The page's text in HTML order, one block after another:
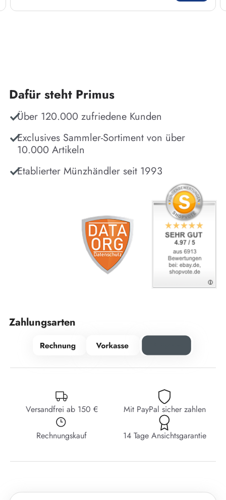
Dafür steht Primus
Über 120.000 zufriedene Kunden
Exclusives Sammler-Sortiment von über
10.000 Artikeln
Etablierter Münzhändler seit 1993
Zahlungsarten
Versandfrei ab 150 € Mit PayPal sicher zahlen
Rechnungskauf 14 Tage Ansichtsgarantie